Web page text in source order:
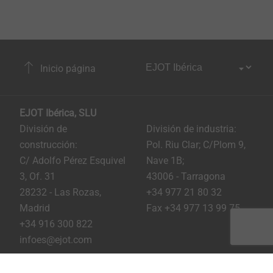
Inicio página
EJOT Ibérica, SLU
División de
construcción:
C/ Adolfo Pérez Esquivel
3, Of. 31
28232 - Las Rozas,
Madrid
+34 916 300 822
infoes@ejot.com
División de industria:
Pol. Riu Clar; C/Plom 9,
Nave 1B;
43006 - Tarragona
+34 977 21 80 32
Fax +34 977 13 99 75